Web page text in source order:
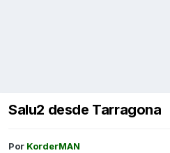
Salu2 desde Tarragona
Por KorderMAN